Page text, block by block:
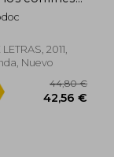
2011,
Nuevo